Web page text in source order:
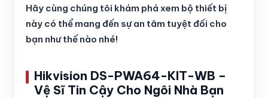
Hãy cùng chúng tôi khám phá xem bộ thiết bị
này có thể mang đến sự an tâm tuyệt đối cho
bạn như thế nào nhé!
Hikvision DS-PWA64-KIT-WB –
Vệ Sĩ Tin Cậy Cho Ngôi Nhà Bạn